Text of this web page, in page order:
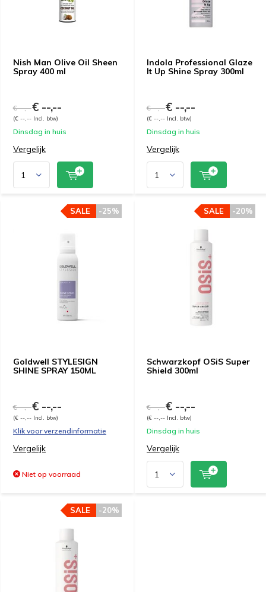
Nish Man Olive Oil Sheen
Spray 400 ml
€ --,--€ --,--
(€ --,-- Incl. btw)
Dinsdag in huis
Vergelijk
Indola Professional Glaze
It Up Shine Spray 300ml
€ --,--€ --,--
(€ --,-- Incl. btw)
Dinsdag in huis
Vergelijk
Goldwell STYLESIGN
SHINE SPRAY 150ML
-25%
SALE
€ --,--€ --,--
(€ --,-- Incl. btw)
Klik voor verzendinformatie
Vergelijk
Niet op voorraad
Schwarzkopf OSiS Super
Shield 300ml
-20%
SALE
€ --,--€ --,--
(€ --,-- Incl. btw)
Dinsdag in huis
Vergelijk
-20%
SALE